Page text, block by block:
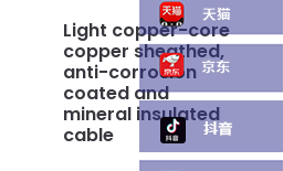
Light copper-core
copper sheathed,
anti-corrosion
coated and
mineral insulated
cable